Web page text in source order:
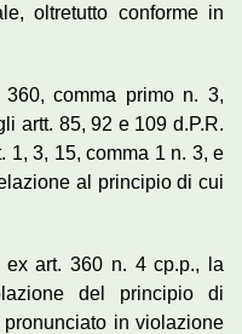
oltretutto conforme in
360, comma primo n. 3,
artt. 85, 92 e 109 d.P.R.
1, 3, 15, comma 1 n. 3, e
al principio di cui
art. 360 n. 4 cp.p., la
del principio di
in violazione